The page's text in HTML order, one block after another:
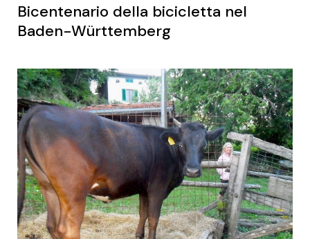
Bicentenario della bicicletta nel
Baden-Württemberg